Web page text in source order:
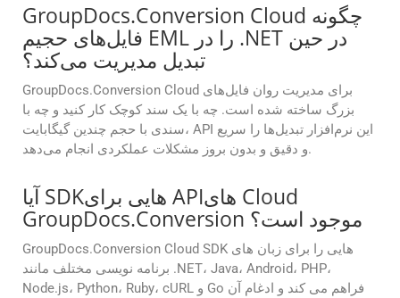
GroupDocs.Conversion Cloud چگونه
فایل‌های حجیم EML را در .NET در حین
تبدیل مدیریت می‌کند؟
GroupDocs.Conversion Cloud برای مدیریت روان فایل‌های
بزرگ ساخته شده است. چه با یک سند کوچک کار کنید و چه با
سندی با حجم چندین گیگابایت، API این نرم‌افزار تبدیل‌ها را سریع
و دقیق و بدون بروز مشکلات عملکردی انجام می‌دهد.
آیا SDKهایی برای APIهای Cloud
GroupDocs.Conversion موجود است؟
GroupDocs.Conversion Cloud SDK هایی را برای زبان های
برنامه نویسی مختلف مانند .NET، Java، Android، PHP،
Node.js، Python، Ruby، cURL و Go فراهم می کند و ادغام آن